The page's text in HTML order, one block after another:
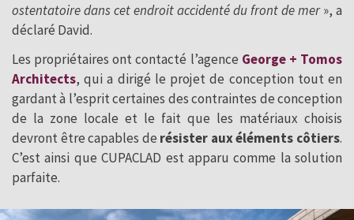
ostentatoire dans cet endroit accidenté du front de mer», a
déclaré David.
Les propriétaires ont contacté l’agence George + Tomos
Architects, qui a dirigé le projet de conception tout en
gardant à l’esprit certaines des contraintes de conception
de la zone locale et le fait que les matériaux choisis
devront être capables de résister aux éléments côtiers.
C’est ainsi que CUPACLAD est apparu comme la solution
parfaite.